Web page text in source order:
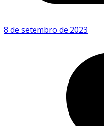
8 de setembro de 2023